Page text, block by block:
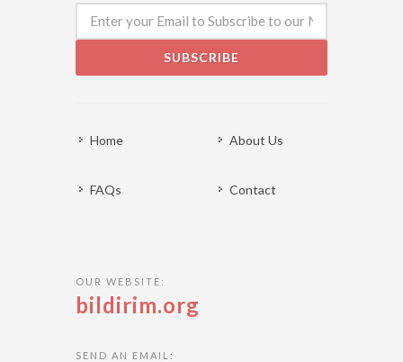
SUBSCRIBE
Home About Us
FAQs Contact
OUR WEBSITE:
bildirim.org
SEND AN EMAIL: